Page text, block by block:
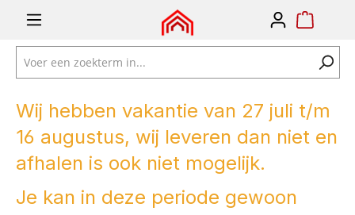
Ga naar de hoofdnavigatie
Wij hebben vakantie van 27 juli t/m
16 augustus, wij leveren dan niet en
afhalen is ook niet mogelijk.
Je kan in deze periode gewoon